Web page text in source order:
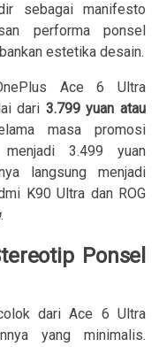
sebagai manifesto
performa ponsel
estetika desain.
Ace 6 Ultra
dari 3.799 yuan atau
masa promosi
menjadi 3.499 yuan
langsung menjadi
K90 Ultra dan ROG
.
Ponsel
dari Ace 6 Ultra
yang minimalis.